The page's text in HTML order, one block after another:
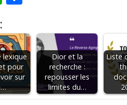
h
at
s
A
p
p
ta
g
er
lexique
pour
sur
Dior et la
recherche :
repousser les
limites du…
Liste